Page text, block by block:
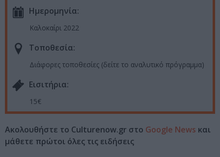
Ημερομηνία:
Καλοκαίρι 2022
Τοποθεσία:
Διάφορες τοποθεσίες (δείτε το αναλυτικό πρόγραμμα)
Eισιτήρια:
15€
Ακολουθήστε το Culturenow.gr στο Google News και
μάθετε πρώτοι όλες τις ειδήσεις